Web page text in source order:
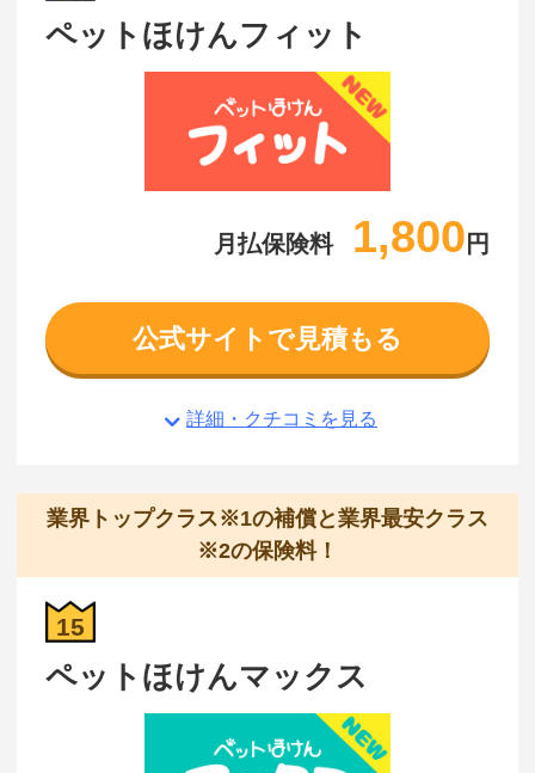
ペットほけんフィット
月払保険料 1,800 円
公式サイトで見積もる
詳細・クチコミを見る
業界トップクラス※1の補償と業界最安クラス
※2の保険料！
15
ペットほけんマックス